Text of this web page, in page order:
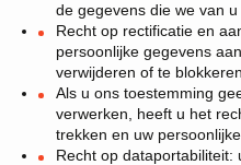
de gegevens die we van u
Recht op rectificatie en
persoonlijke gegevens
verwijderen of te
Als u ons toestemming
verwerken, heeft u het
trekken en uw
Recht op